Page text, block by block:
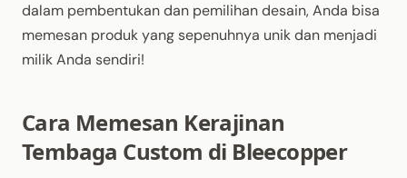
dalam pembentukan dan pemilihan desain, Anda bisa
memesan produk yang sepenuhnya unik dan menjadi
milik Anda sendiri!
Cara Memesan Kerajinan
Tembaga Custom di Bleecopper